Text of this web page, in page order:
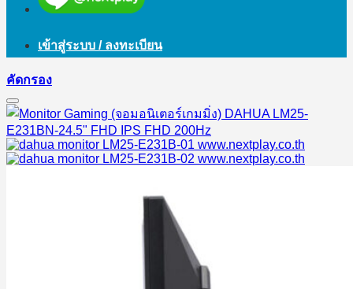
เข้าสู่ระบบ / ลงทะเบียน
คัดกรอง